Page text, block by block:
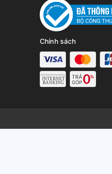
Chính sách